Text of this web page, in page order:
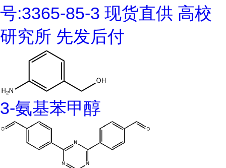
号:3365-85-3 现货直供 高校
研究所 先发后付
3-氨基苯甲醇